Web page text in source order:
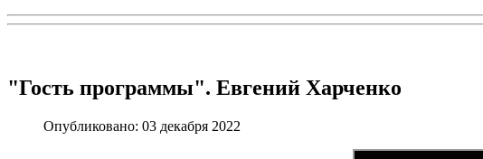
"Гость программы". Евгений Харченко
Опубликовано: 03 декабря 2022